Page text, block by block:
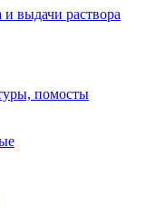
выдачи раствора
помосты